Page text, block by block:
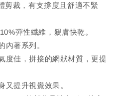
剪裁，有支撐度且舒適不緊
彈性纖維，親膚快乾。
內著系列。
度佳，拼接的網狀材質，更提
又提升視覺效果。